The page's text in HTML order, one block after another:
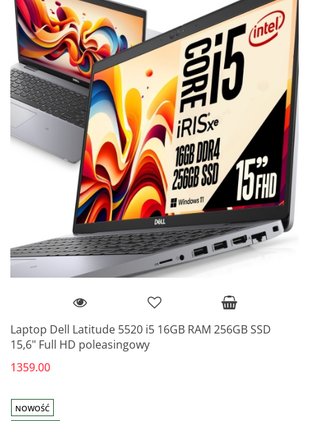
Laptop Dell Latitude 5520 i5 16GB RAM 256GB SSD
15,6" Full HD poleasingowy
1359.00
NOWOŚĆ